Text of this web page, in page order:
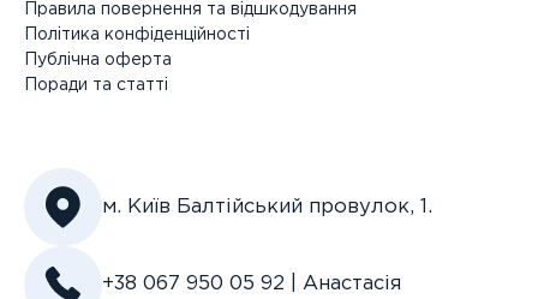
Правила повернення та відшкодування
Політика конфіденційності
Публічна оферта
Поради та статті
м. Київ Балтійський провулок, 1.
+38 067 950 05 92 | Анастасія